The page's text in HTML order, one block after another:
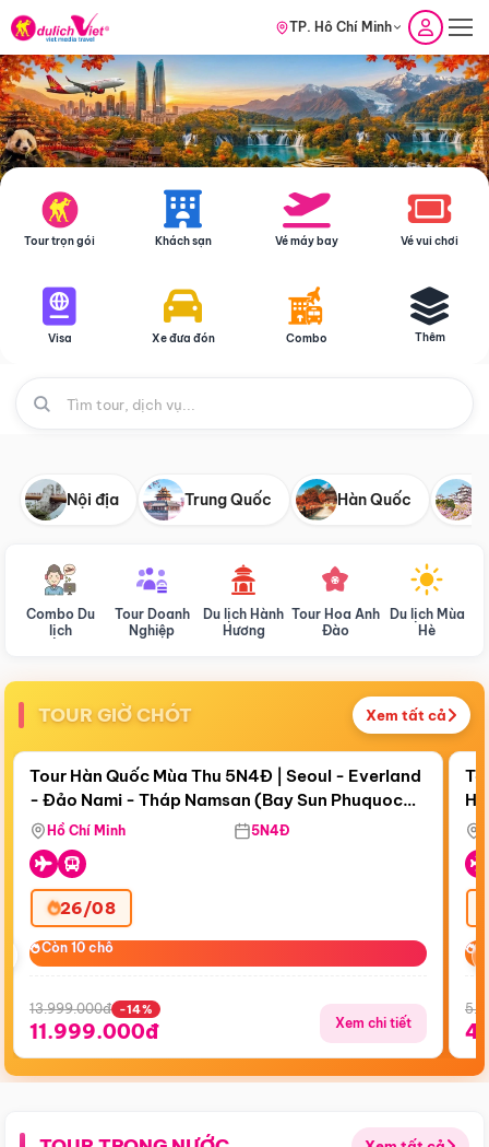
TP. Hồ Chí Minh
Tour trọn gói Khách sạn Vé máy bay Vé vui chơi
Visa Xe đưa đón Combo Thêm
Nội địa Trung Quốc Hàn Quốc
Combo Du
lịch
Tour Doanh
Nghiệp
Du lịch Hành
Hương
Tour Hoa Anh
Đào
Du lịch Mùa
Hè
TOUR GIỜ CHÓT Xem tất cả
Còn18 ngày 01:58:19
Bay Sun Phuquoc Airways
Điểm nổi bật
Tour Hàn Quốc Mùa Thu 5N4Đ | Seoul - Everland
- Đảo Nami - Tháp Namsan (Bay Sun Phuquoc
Airways)
Hồ Chí Minh 5N4Đ
26/08
Còn 10 chỗ
Còn 10 chỗ
13.999.000đ -14%
11.999.000đ Xem chi tiết